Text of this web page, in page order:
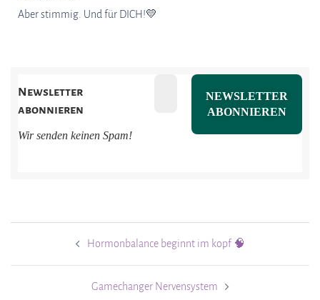
Aber stimmig. Und für DICH!💛
Newsletter
abonnieren
Wir senden keinen Spam!
Hormonbalance beginnt im kopf 🧠
Gamechanger Nervensystem